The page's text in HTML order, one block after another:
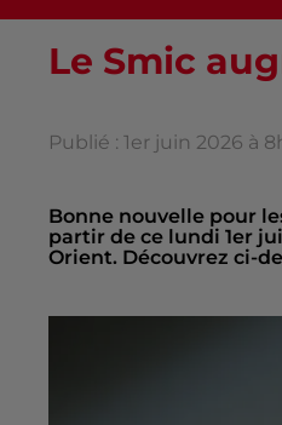
Le Smic
Publié : 1er juin 2026 à
Bonne nouvelle pour
partir de ce lundi 1er
Orient. Découvrez ci-